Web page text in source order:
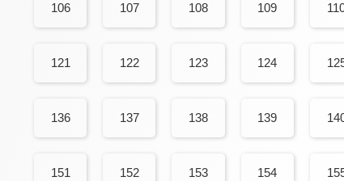
106 107 108 109
121 122 123 124
136 137 138 139
151 152 153 154